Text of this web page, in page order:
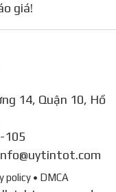
giá!
14, Quận 10, Hồ
105
policy • DMCA